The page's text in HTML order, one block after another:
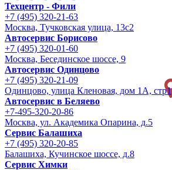
Техцентр - Фили
+7 (495) 320-21-63
Москва, Тучковская улица, 13с2
Автосервис Борисово
+7 (495) 320-01-60
Москва, Бесединское шоссе, 9
Автосервис Одинцово
+7 (495) 320-21-09
Одинцово, улица Кленовая, дом 1А, стр1
Автосервис в Беляево
+7-495-320-20-86
Москва, ул. Академика Опарина, д.5
Сервис Балашиха
+7 (495) 320-20-85
Балашиха, Кучинское шоссе, д.8
Сервис Химки